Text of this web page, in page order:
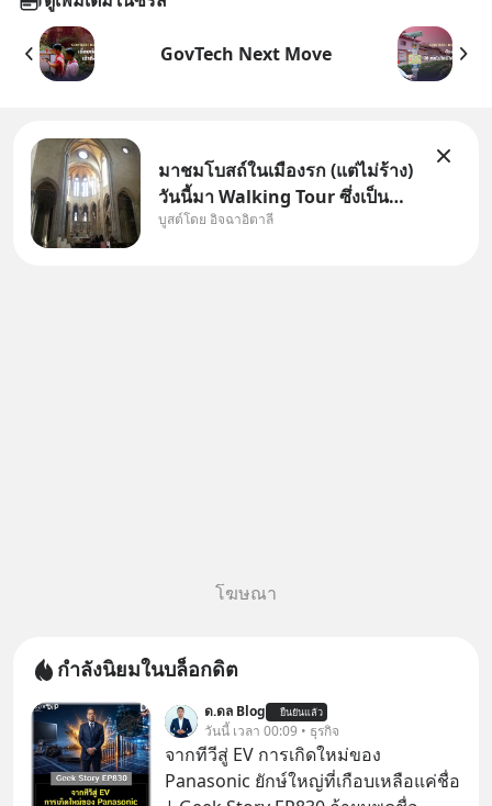
GovTech Next Move
มาชมโบสถ์ในเมืองรก (แต่ไม่ร้าง)
วันนี้มา Walking Tour ซึ่งเป็น
กิจกรรมสุดแสนจะโปรดปรานของ
บูสต์โดย อิจฉาอิตาลี
โฆษณา
กำลังนิยมในบล็อกดิต
ด.ดล Blog ยืนยันแล้ว
วันนี้ เวลา 00:09 • ธุรกิจ
จากทีวีสู่ EV การเกิดใหม่ของ
Panasonic ยักษ์ใหญ่ที่เกือบเหลือแค่ชื่อ